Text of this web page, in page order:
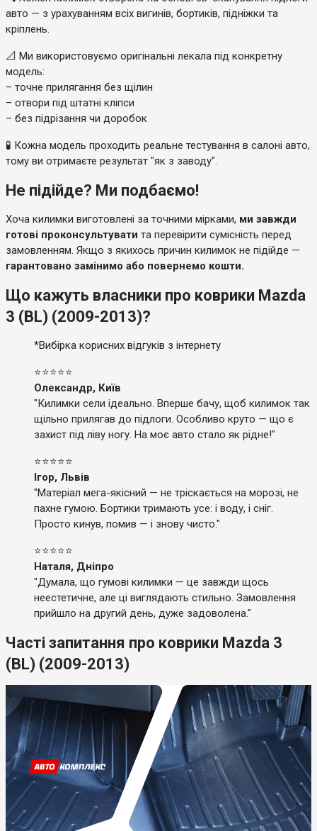
авто — з урахуванням всіх вигинів, бортиків, підніжки та
кріплень.
📐 Ми використовуємо оригінальні лекала під конкретну
модель:
– точне прилягання без щілин
– отвори під штатні кліпси
– без підрізання чи доробок
🧪 Кожна модель проходить реальне тестування в салоні авто,
тому ви отримаєте результат "як з заводу".
Не підійде? Ми подбаємо!
Хоча килимки виготовлені за точними мірками, ми завжди
готові проконсультувати та перевірити сумісність перед
замовленням. Якщо з якихось причин килимок не підійде —
гарантовано замінимо або повернемо кошти.
Що кажуть власники про коврики Mazda
3 (BL) (2009-2013)?
*Вибірка корисних відгуків з інтернету
⭐⭐⭐⭐⭐
Олександр, Київ
"Килимки сели ідеально. Вперше бачу, щоб килимок так
щільно прилягав до підлоги. Особливо круто — що є
захист під ліву ногу. На моє авто стало як рідне!"
⭐⭐⭐⭐⭐
Ігор, Львів
"Матеріал мега-якісний — не тріскається на морозі, не
пахне гумою. Бортики тримають усе: і воду, і сніг.
Просто кинув, помив — і знову чисто."
⭐⭐⭐⭐⭐
Наталя, Дніпро
"Думала, що гумові килимки — це завжди щось
неестетичне, але ці виглядають стильно. Замовлення
прийшло на другий день, дуже задоволена."
Часті запитання про коврики Mazda 3
(BL) (2009-2013)